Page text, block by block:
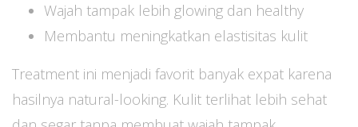
Wajah tampak lebih glowing dan healthy
Membantu meningkatkan elastisitas kulit
Treatment ini menjadi favorit banyak expat karena
hasilnya natural-looking. Kulit terlihat lebih sehat